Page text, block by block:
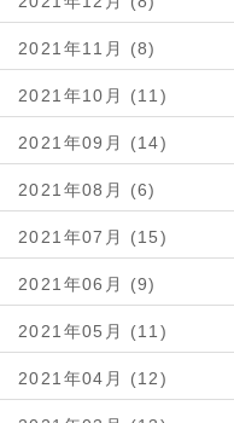
2021年11月 (8)
2021年10月 (11)
2021年09月 (14)
2021年08月 (6)
2021年07月 (15)
2021年06月 (9)
2021年05月 (11)
2021年04月 (12)